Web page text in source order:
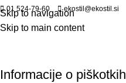
Skip to navigation
Skip to main content
01 524-79-60 ekostil@ekostil.si
Informacije o piškotkih